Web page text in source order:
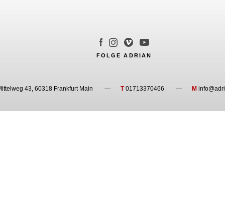
FOLGE ADRIAN
43, 60318 Frankfurt Main T01713370466 M